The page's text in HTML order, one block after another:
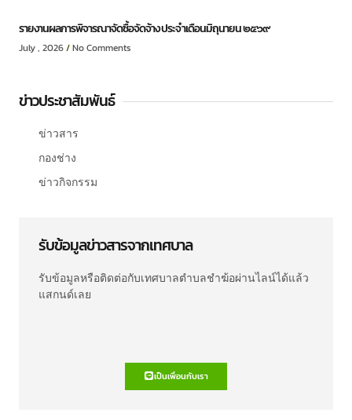
รายงานผลการพิจารณาจัดซื้อจัดจ้าง ประจำเดือนมิถุนายน ๒๕๖๙
July , 2026 No Comments
ข่าวประชาสัมพันธ์
ข่าวสาร
กองช่าง
ข่าวกิจกรรม
รับข้อมูลข่าวสารจากเทศบาล
รับข้อมูลหรือติดต่อกับเทศบาลตำบลชำฆ้อผ่านไลน์ได้แล้ว
แสกนด์เลย
เป็นเพื่อนกับเรา